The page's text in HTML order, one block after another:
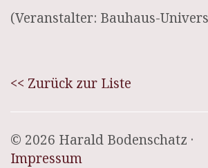
(Veranstalter: Bauhaus-
<< Zurück zur Liste
© 2026 Harald Bodenschatz ·
Impressum